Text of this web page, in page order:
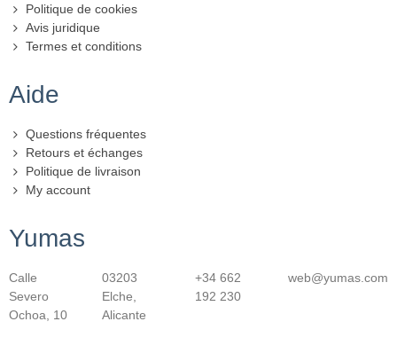
Yumas
Calle
Severo
Ochoa, 10
03203
Elche,
Alicante
+34 662
192 230
web@yumas.com
Aide
Questions fréquentes
Retours et échanges
Politique de livraison
My account
Politique de cookies
Avis juridique
Termes et conditions